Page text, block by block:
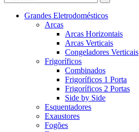
Grandes Eletrodomésticos
Arcas
Arcas Horizontais
Arcas Verticais
Congeladores Verticais
Frigoríficos
Combinados
Frigoríficos 1 Porta
Frigoríficos 2 Portas
Side by Side
Esquentadores
Exaustores
Fogões